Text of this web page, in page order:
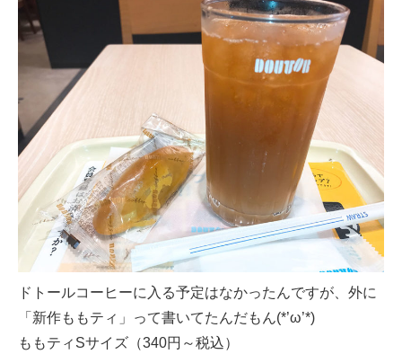
ドトールコーヒーに入る予定はなかったんですが、外に
「新作ももティ」って書いてたんだもん(*’ω’*)
ももティSサイズ（340円～税込）